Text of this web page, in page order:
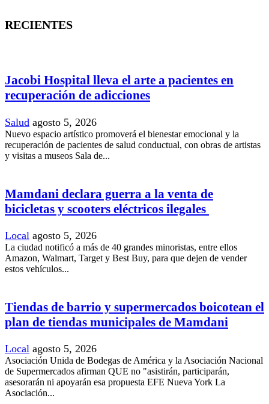
RECIENTES
Jacobi Hospital lleva el arte a pacientes en
recuperación de adicciones
Salud agosto 5, 2026
Nuevo espacio artístico promoverá el bienestar emocional y la
recuperación de pacientes de salud conductual, con obras de artistas
y visitas a museos Sala de...
Mamdani declara guerra a la venta de
bicicletas y scooters eléctricos ilegales
Local agosto 5, 2026
La ciudad notificó a más de 40 grandes minoristas, entre ellos
Amazon, Walmart, Target y Best Buy, para que dejen de vender
estos vehículos...
Tiendas de barrio y supermercados boicotean el
plan de tiendas municipales de Mamdani
Local agosto 5, 2026
Asociación Unida de Bodegas de América y la Asociación Nacional
de Supermercados afirman QUE no "asistirán, participarán,
asesorarán ni apoyarán esa propuesta EFE Nueva York La
Asociación...